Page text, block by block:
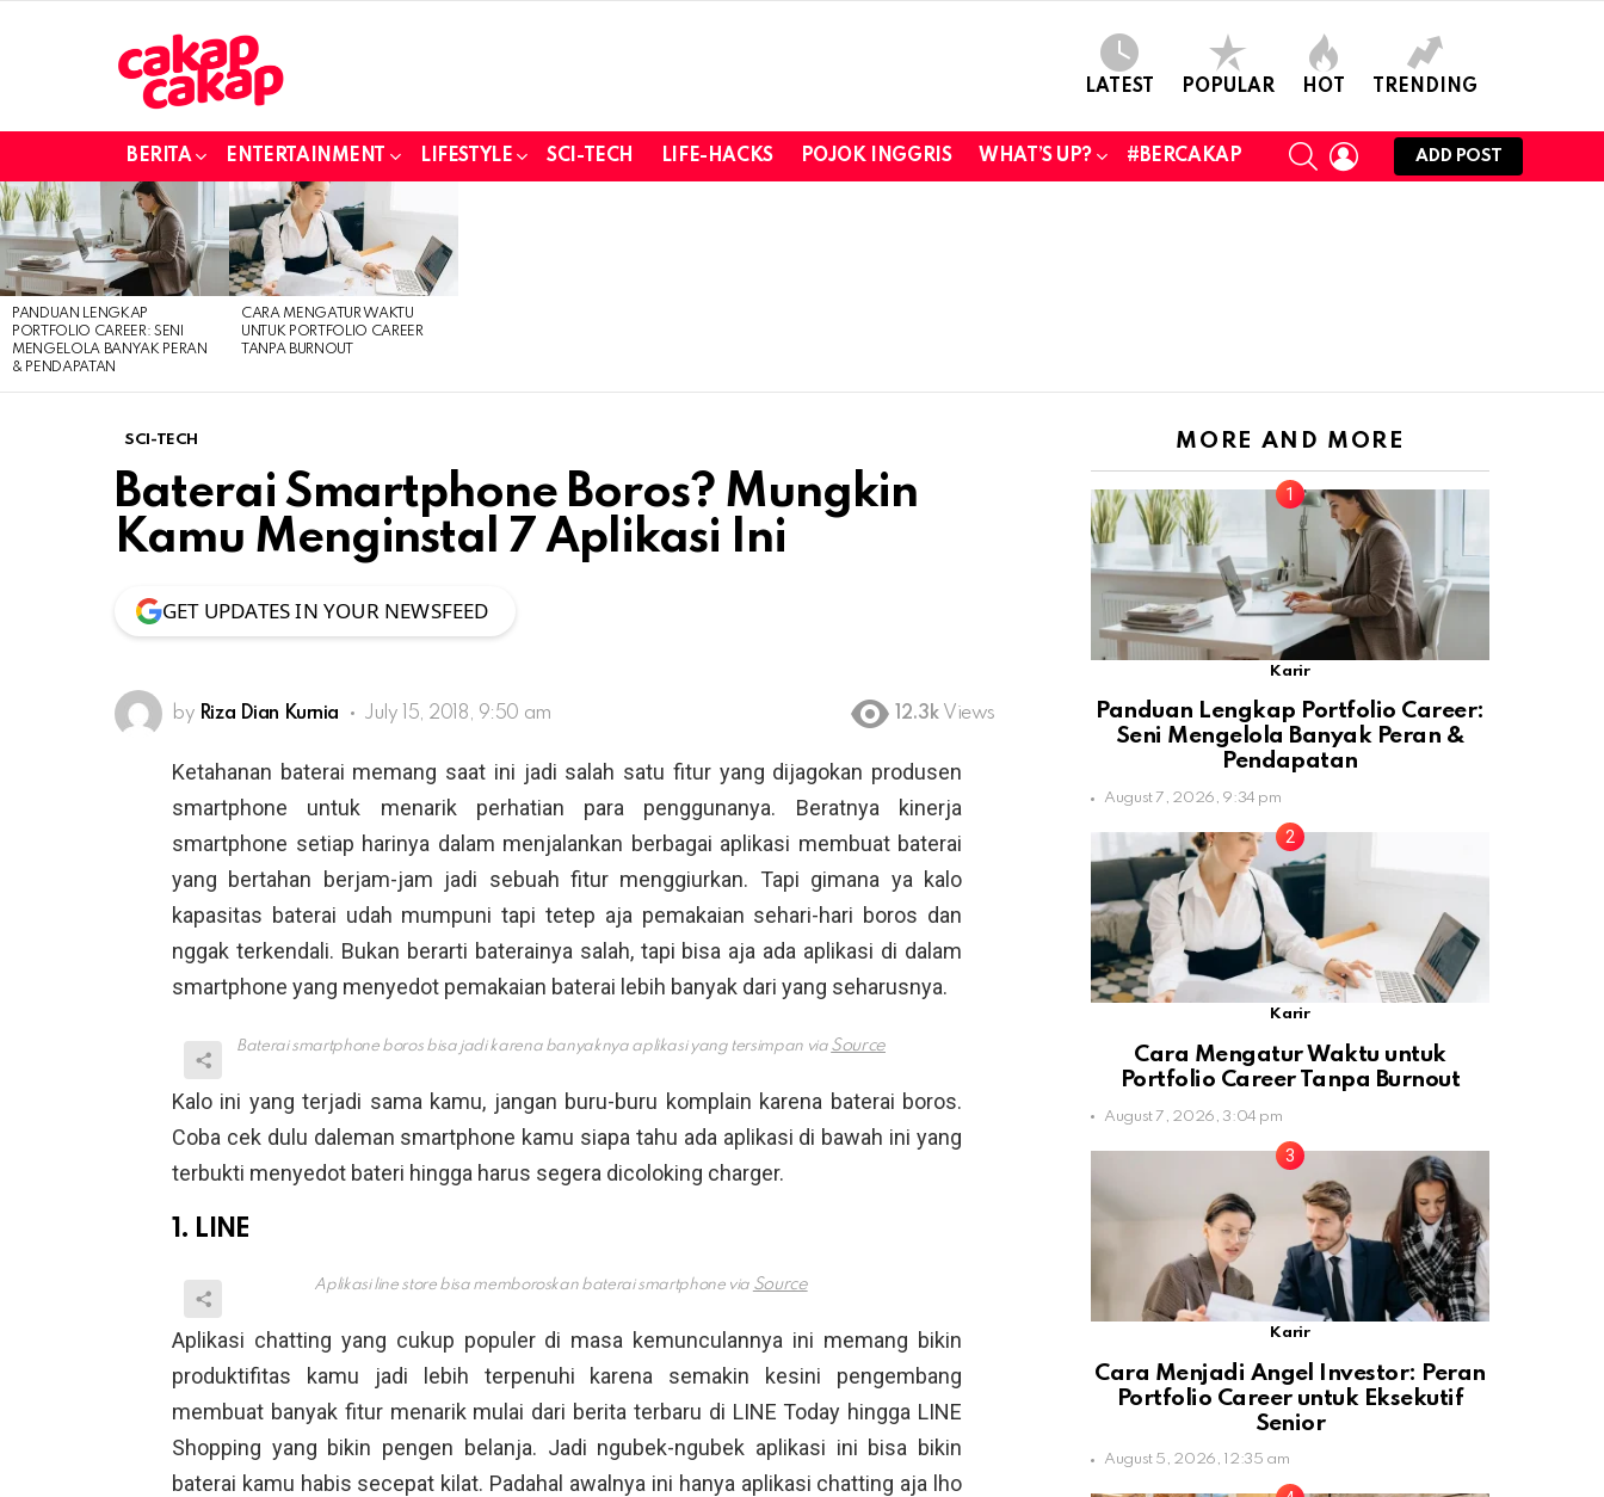
LATEST POPULAR HOT TRENDING
BERITA ENTERTAINMENT LIFESTYLE SCI-TECH LIFE-HACKS POJOK INGGRIS WHAT’S UP? #BERCAKAP
SEARCHLOGIN
ADD POST
LATEST
STORIES
PANDUAN LENGKAP
PORTFOLIO CAREER: SENI
MENGELOLA BANYAK PERAN
& PENDAPATAN
CARA MENGATUR WAKTU
UNTUK PORTFOLIO CAREER
TANPA BURNOUT
SCI-TECH
Baterai Smartphone Boros? Mungkin
Kamu Menginstal 7 Aplikasi Ini
GET UPDATES IN YOUR NEWSFEED
by Riza Dian Kurnia July 15, 2018, 9:50 am 12.3k Views
Ketahanan baterai memang saat ini jadi salah satu fitur yang dijagokan produsen
smartphone untuk menarik perhatian para penggunanya. Beratnya kinerja
smartphone setiap harinya dalam menjalankan berbagai aplikasi membuat baterai
yang bertahan berjam-jam jadi sebuah fitur menggiurkan. Tapi gimana ya kalo
kapasitas baterai udah mumpuni tapi tetep aja pemakaian sehari-hari boros dan
nggak terkendali. Bukan berarti baterainya salah, tapi bisa aja ada aplikasi di dalam
smartphone yang menyedot pemakaian baterai lebih banyak dari yang seharusnya.
Baterai smartphone boros bisa jadi karena banyaknya aplikasi yang tersimpan via
Kalo ini yang terjadi sama kamu, jangan buru-buru komplain karena baterai boros.
Coba cek dulu daleman smartphone kamu siapa tahu ada aplikasi di bawah ini yang
terbukti menyedot bateri hingga harus segera dicoloking charger.
1. LINE
Aplikasi line store bisa memboroskan baterai smartphone via
Aplikasi chatting yang cukup populer di masa kemunculannya ini memang bikin
produktifitas kamu jadi lebih terpenuhi karena semakin kesini pengembang
membuat banyak fitur menarik mulai dari berita terbaru di LINE Today hingga LINE
Shopping yang bikin pengen belanja. Jadi ngubek-ngubek aplikasi ini bisa bikin
baterai kamu habis secepat kilat. Padahal awalnya ini hanya aplikasi chatting aja lho
MORE AND MORE
Karir
Panduan Lengkap Portfolio Career:
Seni Mengelola Banyak Peran &
Pendapatan
August 7, 2026, 9:34 pm
Karir
Cara Mengatur Waktu untuk
Portfolio Career Tanpa Burnout
August 7, 2026, 3:04 pm
Karir
Cara Menjadi Angel Investor: Peran
Portfolio Career untuk Eksekutif
Senior
August 5, 2026, 12:35 am